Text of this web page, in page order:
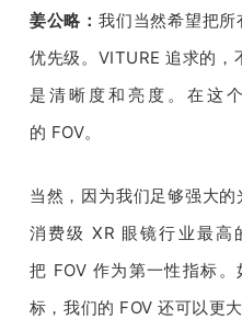
姜公略： 我们当然希望把
优先级。 VITURE 追求的，
是清晰度和亮度。在这
的 FOV。
当然，因为我们足够强大
消费级 XR 眼镜行业最高
把 FOV 作为第一性指标。
标，我们的 FOV 还可以更